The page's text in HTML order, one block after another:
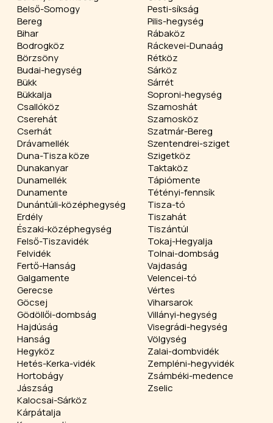
Belső-Somogy
Bereg
Bihar
Bodrogköz
Börzsöny
Budai-hegység
Bükk
Bükkalja
Csallóköz
Cserehát
Cserhát
Drávamellék
Duna-Tisza köze
Dunakanyar
Dunamellék
Dunamente
Dunántúli-középhegység
Erdély
Északi-középhegység
Felső-Tiszavidék
Felvidék
Fertő-Hanság
Galgamente
Gerecse
Göcsej
Gödöllői-dombság
Hajdúság
Hanság
Hegyköz
Hetés-Kerka-vidék
Hortobágy
Jászság
Kalocsai-Sárköz
Kárpátalja
Pesti-síkság
Pilis-hegység
Rábaköz
Ráckevei-Dunaág
Rétköz
Sárköz
Sárrét
Soproni-hegység
Szamoshát
Szamosköz
Szatmár-Bereg
Szentendrei-sziget
Szigetköz
Taktaköz
Tápiómente
Tétényi-fennsík
Tisza-tó
Tiszahát
Tiszántúl
Tokaj-Hegyalja
Tolnai-dombság
Vajdaság
Velencei-tó
Vértes
Viharsarok
Villányi-hegység
Visegrádi-hegység
Völgység
Zalai-dombvidék
Zempléni-hegyvidék
Zsámbéki-medence
Zselic